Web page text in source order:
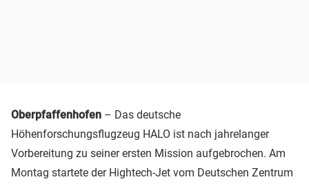
Oberpfaffenhofen – Das deutsche
Höhenforschungsflugzeug HALO ist nach jahrelanger
Vorbereitung zu seiner ersten Mission aufgebrochen. Am
Montag startete der Hightech-Jet vom Deutschen Zentrum